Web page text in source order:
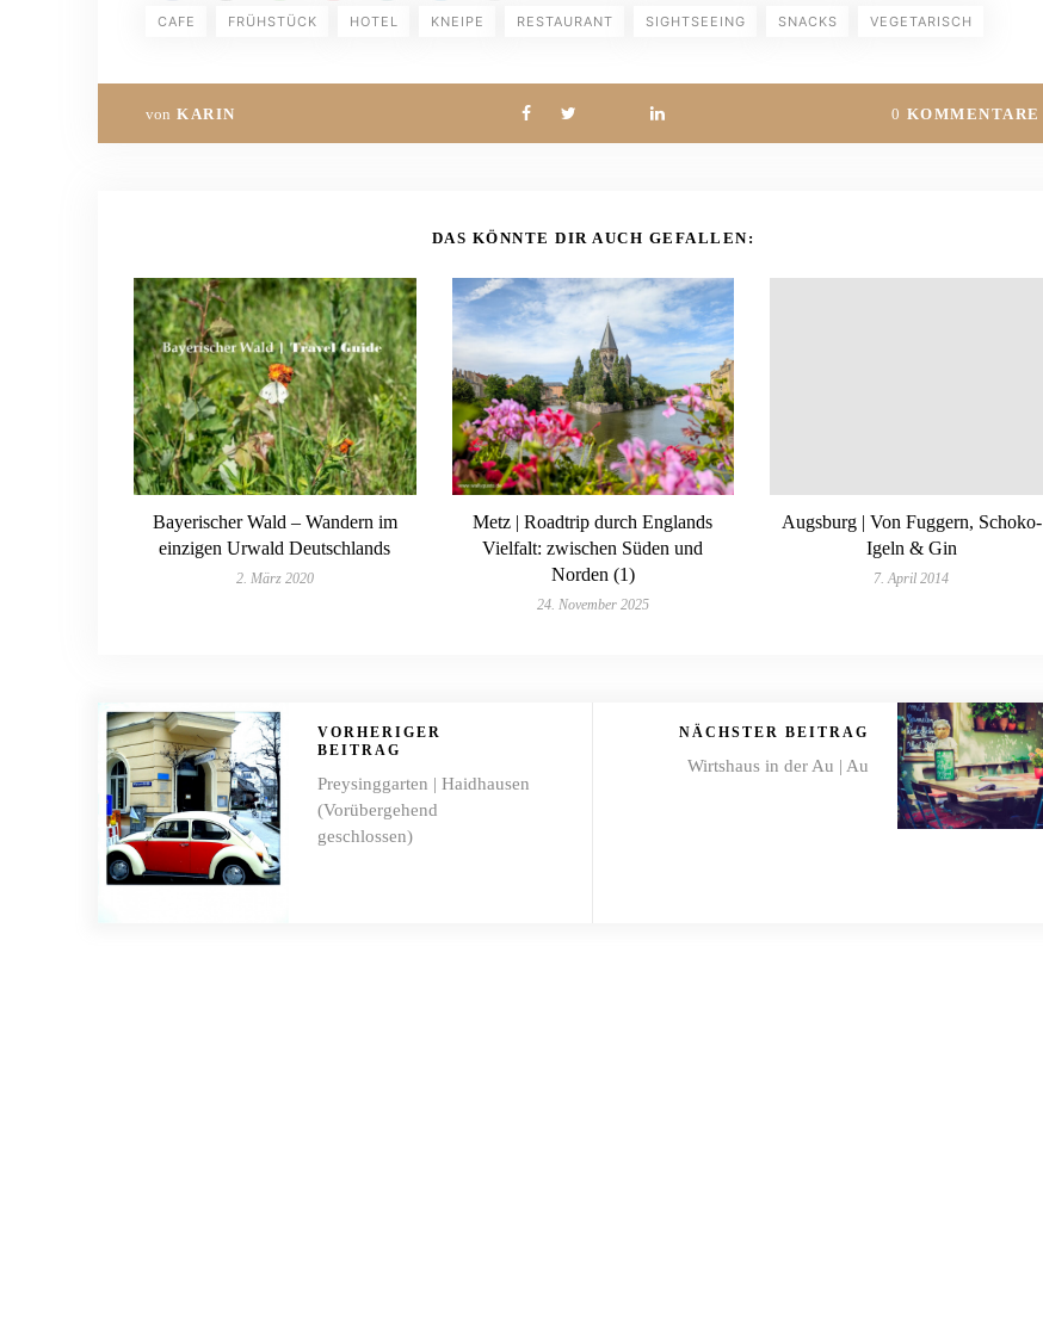
CAFE FRÜHSTÜCK HOTEL KNEIPE RESTAURANT SIGHTSEEING SNACKS VEGETARISCH
von KARIN 0 KOMMENTARE
DAS KÖNNTE DIR AUCH GEFALLEN:
Bayerischer Wald – Wandern im
einzigen Urwald Deutschlands
2. März 2020
Metz | Roadtrip durch Englands
Vielfalt: zwischen Süden und
Norden (1)
24. November 2025
Augsburg | Von Fuggern, Schoko-
Igeln & Gin
7. April 2014
VORHERIGER
BEITRAG
Preysinggarten | Haidhausen
(Vorübergehend
geschlossen)
NÄCHSTER BEITRAG
Wirtshaus in der Au | Au